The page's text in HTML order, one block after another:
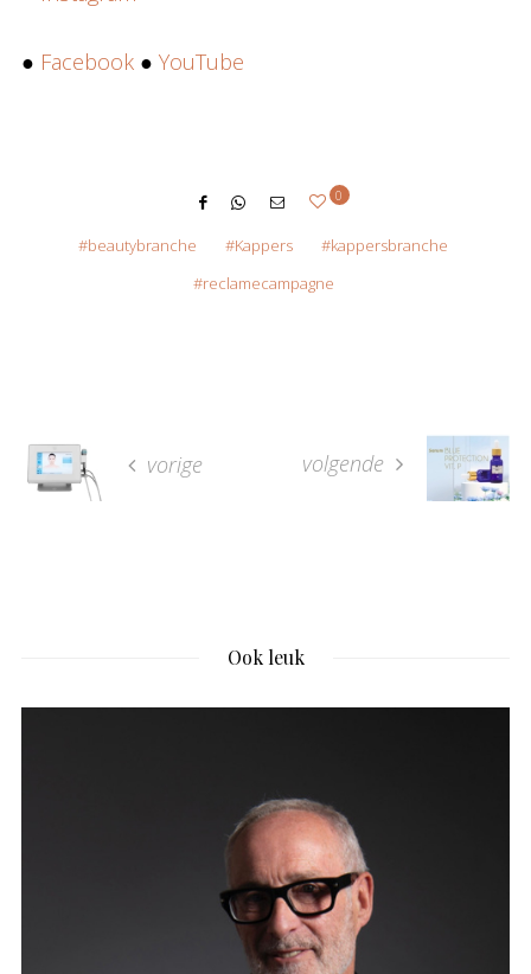
● Facebook ● YouTube
0
beautybranche Kappers
kappersbranche
reclamecampagne
vorige volgende
Ook leuk